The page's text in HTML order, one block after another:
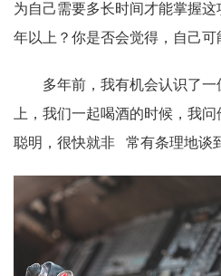
为自己需要多长时间才能掌握
年以上？你是否会觉得，自己可
多年前，我有机会认识了
上，我们一起喝酒的时候，我
聪明，很快就非 常有条理地谈